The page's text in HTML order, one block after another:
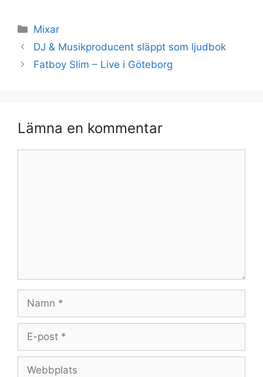
Kategorier
Mixar
DJ & Musikproducent släppt som ljudbok
Fatboy Slim – Live i Göteborg
Lämna en kommentar
post